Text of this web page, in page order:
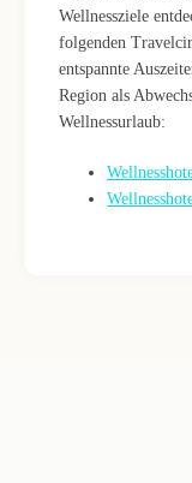
Wellnessziele
folgenden
entspannte
Region als
Wellnessurlaub: